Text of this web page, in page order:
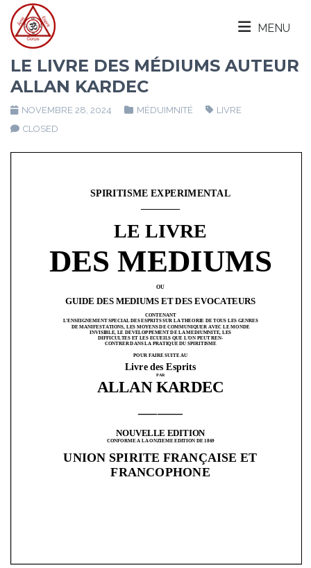
MENU
LE LIVRE DES MÉDIUMS AUTEUR
ALLAN KARDEC
NOVEMBRE 28, 2024 MÉDUIMNITÉ
LIVRE
CLOSED